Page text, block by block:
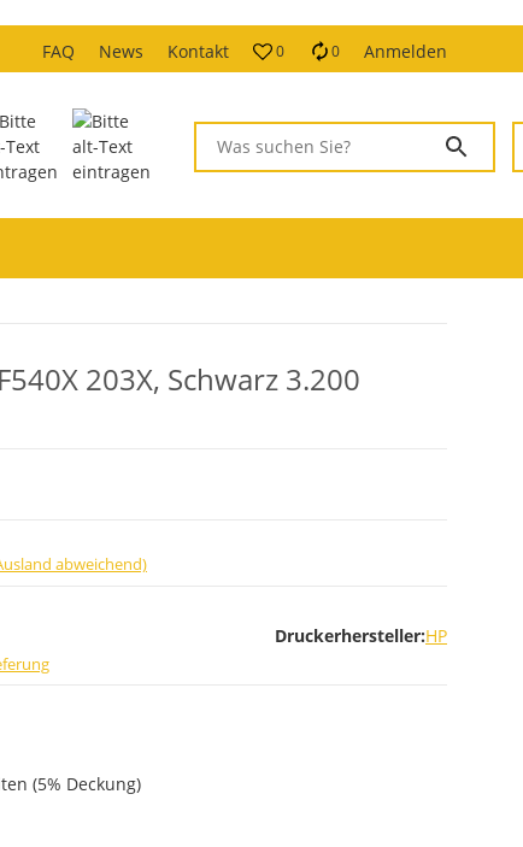
FAQ News Kontakt 0 0 Anmelden
203X, Schwarz 3.200
abweichend)
Druckerhersteller:HP
(5% Deckung)